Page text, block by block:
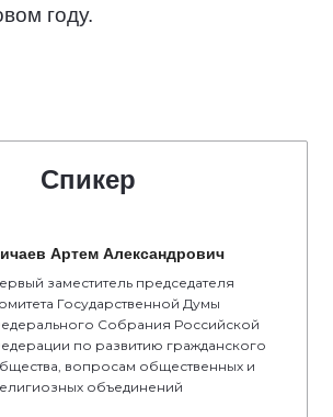
году.
Спикер
Артем Александрович
заместитель председателя
Государственной Думы
Собрания Российской
по развитию гражданского
вопросам общественных и
объединений